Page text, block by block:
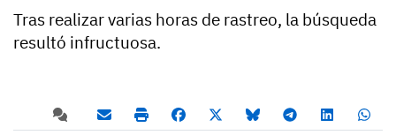
Tras realizar varias horas de rastreo, la búsqueda
resultó infructuosa.